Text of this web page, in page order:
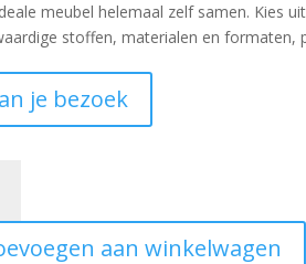
meubel helemaal zelf samen. Kies
stoffen, materialen en formaten,
je bezoek
aan winkelwagen